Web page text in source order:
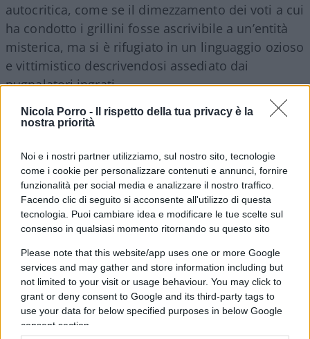
Nicola Porro -
Il rispetto della tua privacy è la
nostra priorità
Noi e i nostri partner utilizziamo, sul nostro sito, tecnologie
come i cookie per personalizzare contenuti e annunci, fornire
funzionalità per social media e analizzare il nostro traffico.
Facendo clic di seguito si acconsente all'utilizzo di questa
tecnologia. Puoi cambiare idea e modificare le tue scelte sul
consenso in qualsiasi momento ritornando su questo sito
Please note that this website/app uses one or more Google
services and may gather and store information including but
not limited to your visit or usage behaviour. You may click to
grant or deny consent to Google and its third-party tags to
use your data for below specified purposes in below Google
consent section.
autocritica, come se il dimezzamento dei voti a cui
ha condotto i grillini fosse ascrivibile a un’entità
misterica, ma si è rifugiato in un linguaggio ozioso
e vittimistico descrivendosi assediato dai
pugnalatori ingrati.
La verità è che Gigino ha pugnalato le origini del
forza politica numericamente rilevante tanto da
aver perso il controllo dei gruppi parlamentari in
continua fibrillazione. L’area del dissenso si
propaga giorno dopo giorno e le tardive
dimissioni di Di Maio non argineranno
l’insurrezione franosa che si rovescerà su ciò che
rimane di un Movimento sbiadito. Le transumanze
dei parlamentari pentastellati sono la
conseguenza delladisgregazione politicadei
Cinque Stelle che hanno agito in senso opposto ai